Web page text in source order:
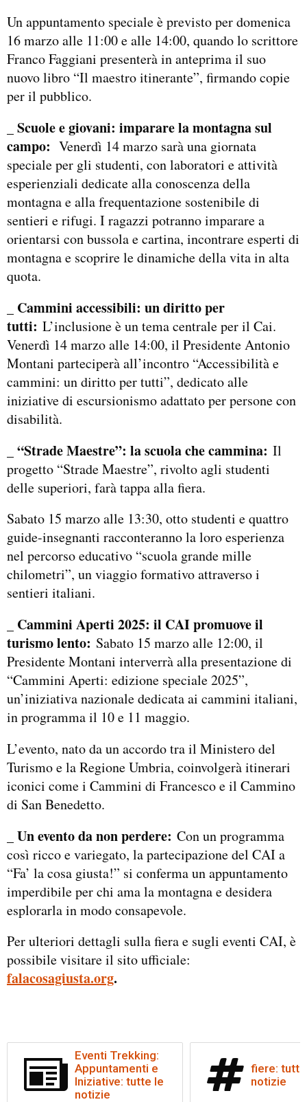
Un appuntamento speciale è previsto per domenica
16 marzo alle 11:00 e alle 14:00, quando lo scrittore
Franco Faggiani presenterà in anteprima il suo
nuovo libro “Il maestro itinerante”, firmando copie
per il pubblico.
_ Scuole e giovani: imparare la montagna sul
campo: Venerdì 14 marzo sarà una giornata
speciale per gli studenti, con laboratori e attività
esperienziali dedicate alla conoscenza della
montagna e alla frequentazione sostenibile di
sentieri e rifugi. I ragazzi potranno imparare a
orientarsi con bussola e cartina, incontrare esperti di
montagna e scoprire le dinamiche della vita in alta
quota.
_ Cammini accessibili: un diritto per
tutti: L’inclusione è un tema centrale per il Cai.
Venerdì 14 marzo alle 14:00, il Presidente Antonio
Montani parteciperà all’incontro “Accessibilità e
cammini: un diritto per tutti”, dedicato alle
iniziative di escursionismo adattato per persone con
disabilità.
_ “Strade Maestre”: la scuola che cammina: Il
progetto “Strade Maestre”, rivolto agli studenti
delle superiori, farà tappa alla fiera.
Sabato 15 marzo alle 13:30, otto studenti e quattro
guide-insegnanti racconteranno la loro esperienza
nel percorso educativo “scuola grande mille
chilometri”, un viaggio formativo attraverso i
sentieri italiani.
_ Cammini Aperti 2025: il CAI promuove il
turismo lento: Sabato 15 marzo alle 12:00, il
Presidente Montani interverrà alla presentazione di
“Cammini Aperti: edizione speciale 2025”,
un’iniziativa nazionale dedicata ai cammini italiani,
in programma il 10 e 11 maggio.
L’evento, nato da un accordo tra il Ministero del
Turismo e la Regione Umbria, coinvolgerà itinerari
iconici come i Cammini di Francesco e il Cammino
di San Benedetto.
_ Un evento da non perdere: Con un programma
così ricco e variegato, la partecipazione del CAI a
“Fa’ la cosa giusta!” si conferma un appuntamento
imperdibile per chi ama la montagna e desidera
esplorarla in modo consapevole.
Per ulteriori dettagli sulla fiera e sugli eventi CAI, è
possibile visitare il sito ufficiale:
falacosagiusta.org.
Eventi Trekking:
Appuntamenti e
Iniziative: tutte le
notizie
fiere:
notizie